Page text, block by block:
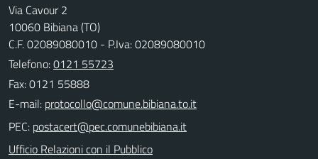
Via Cavour 2
10060 Bibiana (TO)
C.F. 02089080010 - P.Iva: 02089080010
Telefono:0121 55723
Fax: 0121 55888
E-mail:
PEC:
Ufficio Relazioni con il Pubblico